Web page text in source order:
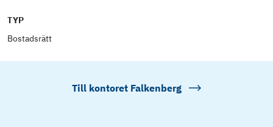
TYP
Bostadsrätt
Till kontoret Falkenberg